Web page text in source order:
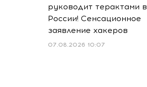
руководит терактами в
России! Сенсационное
заявление хакеров
07.08.2026 10:07